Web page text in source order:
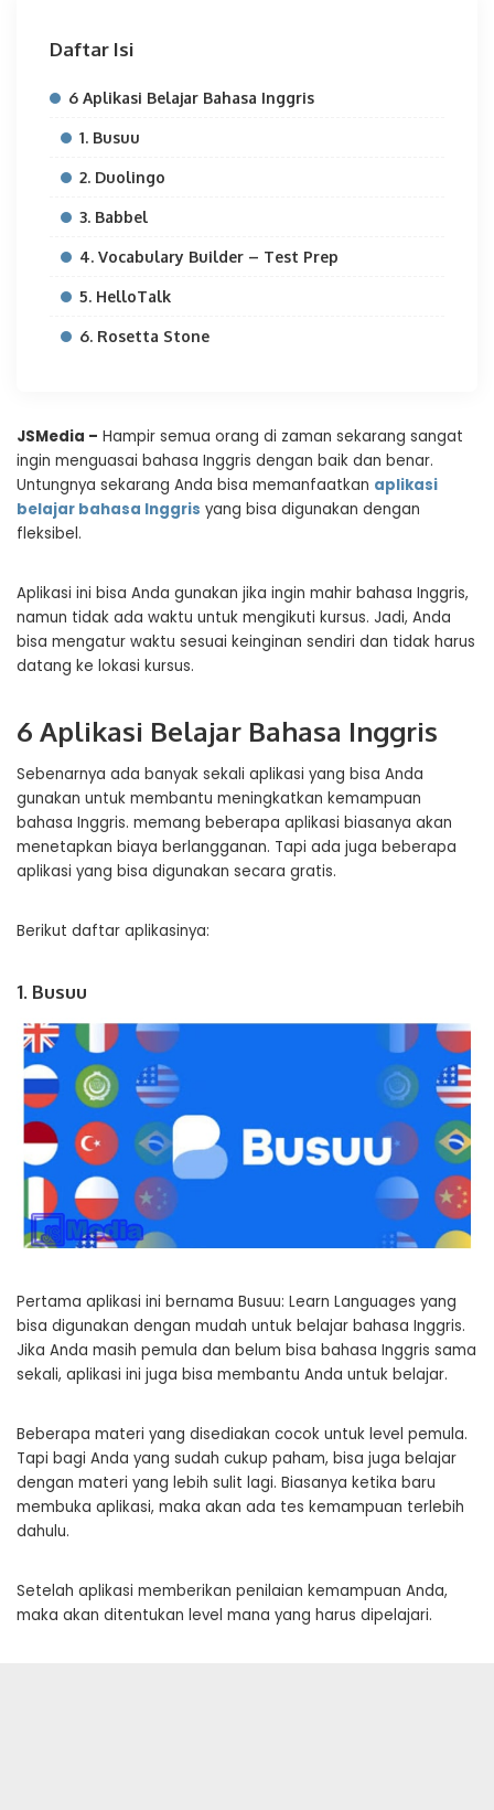
Daftar Isi
6 Aplikasi Belajar Bahasa Inggris
1. Busuu
2. Duolingo
3. Babbel
4. Vocabulary Builder – Test Prep
5. HelloTalk
6. Rosetta Stone
JSMedia – Hampir semua orang di zaman sekarang sangat
ingin menguasai bahasa Inggris dengan baik dan benar.
Untungnya sekarang Anda bisa memanfaatkan aplikasi
belajar bahasa Inggris yang bisa digunakan dengan
fleksibel.
Aplikasi ini bisa Anda gunakan jika ingin mahir bahasa Inggris,
namun tidak ada waktu untuk mengikuti kursus. Jadi, Anda
bisa mengatur waktu sesuai keinginan sendiri dan tidak harus
datang ke lokasi kursus.
6 Aplikasi Belajar Bahasa Inggris
Sebenarnya ada banyak sekali aplikasi yang bisa Anda
gunakan untuk membantu meningkatkan kemampuan
bahasa Inggris. memang beberapa aplikasi biasanya akan
menetapkan biaya berlangganan. Tapi ada juga beberapa
aplikasi yang bisa digunakan secara gratis.
Berikut daftar aplikasinya:
1. Busuu
Pertama aplikasi ini bernama Busuu: Learn Languages yang
bisa digunakan dengan mudah untuk belajar bahasa Inggris.
Jika Anda masih pemula dan belum bisa bahasa Inggris sama
sekali, aplikasi ini juga bisa membantu Anda untuk belajar.
Beberapa materi yang disediakan cocok untuk level pemula.
Tapi bagi Anda yang sudah cukup paham, bisa juga belajar
dengan materi yang lebih sulit lagi. Biasanya ketika baru
membuka aplikasi, maka akan ada tes kemampuan terlebih
dahulu.
Setelah aplikasi memberikan penilaian kemampuan Anda,
maka akan ditentukan level mana yang harus dipelajari.